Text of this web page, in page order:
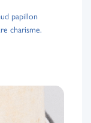
papillon
charisme.